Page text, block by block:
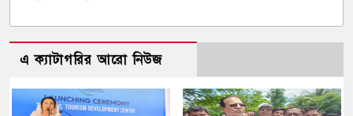
এ ক্যাটাগরির আরো নিউজ